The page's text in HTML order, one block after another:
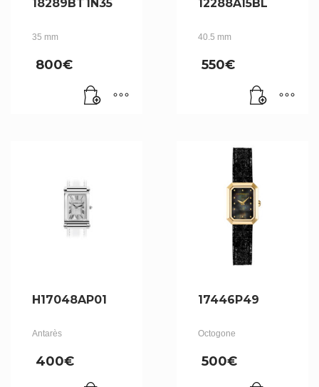
18289BT1N35
35 mm
800€
12288A15BL
40.5 mm
550€
H17048AP01
Antarès
400€
17446P49
Octogone
500€